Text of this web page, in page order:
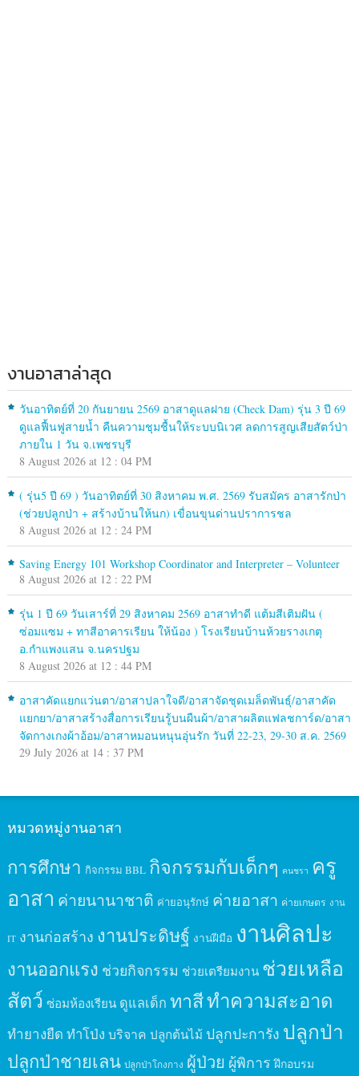
งานอาสาล่าสุด
วันอาทิตย์ที่ 20 กันยายน 2569 อาสาดูแลฝาย (Check Dam) รุ่น 3 ปี 69
ดูแลฟื้นฟูสายน้ำ คืนความชุมชื้นให้ระบบนิเวศ ลดการสูญเสียสัตว์ป่า
ภายใน 1 วัน จ.เพชรบุรี
8 August 2026 at 12 : 04 PM
( รุ่น5 ปี 69 ) วันอาทิตย์ที่ 30 สิงหาคม พ.ศ. 2569 รับสมัคร อาสารักป่า
(ช่วยปลูกป่า + สร้างบ้านให้นก) เขื่อนขุนด่านปราการชล
8 August 2026 at 12 : 24 PM
Saving Energy 101 Workshop Coordinator and Interpreter – Volunteer
8 August 2026 at 12 : 22 PM
รุ่น 1 ปี 69 วันเสาร์ที่ 29 สิงหาคม 2569 อาสาทำดี แต้มสีเติมฝัน (
ซ่อมแซม + ทาสีอาคารเรียน ให้น้อง ) โรงเรียนบ้านห้วยรางเกตุ
อ.กำแพงแสน จ.นครปฐม
8 August 2026 at 12 : 44 PM
อาสาคัดแยกแว่นตา/อาสาปลาใจดี/อาสาจัดชุดเมล็ดพันธุ์/อาสาคัด
แยกยา/อาสาสร้างสื่อการเรียนรู้บนผืนผ้า/อาสาผลิตแฟลชการ์ด/อาสา
จัดกางเกงผ้าอ้อม/อาสาหมอนหนุนอุ่นรัก วันที่ 22-23, 29-30 ส.ค. 2569
29 July 2026 at 14 : 37 PM
หมวดหมู่งานอาสา
การศึกษา กิจกรรม BBL กิจกรรมกับเด็กๆ คนชรา ครู
อาสา ค่ายนานาชาติ ค่ายอนุรักษ์ ค่ายอาสา ค่ายเกษตร งาน
IT งานก่อสร้าง งานประดิษฐ์ งานฝีมือ งานศิลปะ
งานออกแรง ช่วยกิจกรรม ช่วยเตรียมงาน ช่วยเหลือ
สัตว์ ซ่อมห้องเรียน ดูแลเด็ก ทาสีทำความสะอาด
ทำยางยืด ทำโป่ง บริจาค ปลูกต้นไม้ ปลูกปะการัง ปลูกป่า
ปลูกป่าชายเลน ปลูกป่าโกงกาง ผู้ป่วย ผู้พิการ ฝึกอบรม